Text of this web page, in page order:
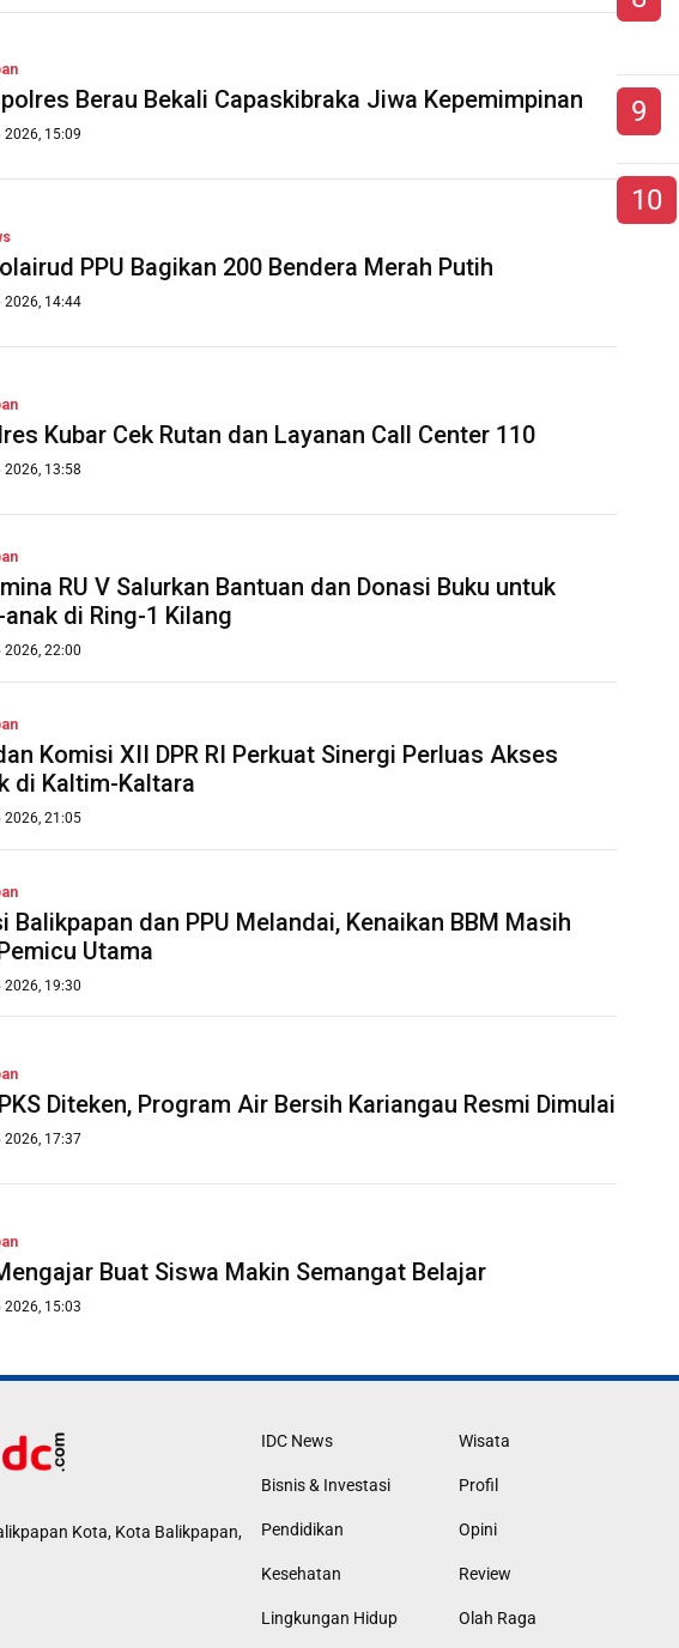
Berau Bekali Capaskibraka Jiwa Kepemimpinan
2026, 15:09
PPU Bagikan 200 Bendera Merah Putih
2026, 14:44
Kubar Cek Rutan dan Layanan Call Center 110
2026, 13:58
RU V Salurkan Bantuan dan Donasi Buku untuk
di Ring-1 Kilang
2026, 22:00
Komisi XII DPR RI Perkuat Sinergi Perluas Akses
di Kaltim-Kaltara
2026, 21:05
Balikpapan dan PPU Melandai, Kenaikan BBM Masih
Utama
2026, 19:30
Diteken, Program Air Bersih Kariangau Resmi Dimulai
2026, 17:37
Buat Siswa Makin Semangat Belajar
2026, 15:03
Kota, Kota Balikpapan,
IDC News
Bisnis & Investasi
Pendidikan
Kesehatan
Lingkungan Hidup
Wisata
Profil
Opini
Review
Olah Raga